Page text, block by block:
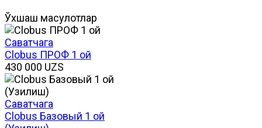
Ўхшаш маҳсулотлар
Саватчага
Clobus ПРОФ 1 ой
430 000 UZS
Саватчага
Clobus Базовый 1 ой